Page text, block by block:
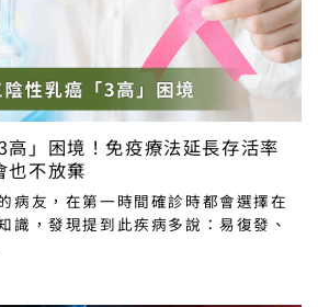
高」困境！免疫療法延長存活率
也不放棄
病友，在第一時間確診時都會選擇在
識，發現提到此疾病多說：易復發、